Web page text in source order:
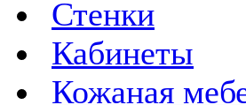
Стенки
Кабинеты
Кожаная